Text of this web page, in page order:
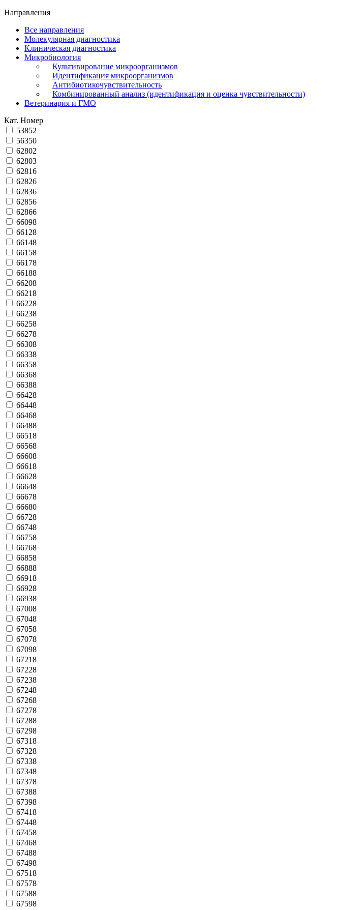
Направления
Все направления
Молекулярная диагностика
Клиническая диагностика
Микробиология
Культивирование микроорганизмов
Идентификация микроорганизмов
Антибиотикочувствительность
Комбинированный анализ (идентификация и оценка чувствительности)
Ветеринария и ГМО
Кат. Номер
53852
56350
62802
62803
62816
62826
62836
62856
62866
66098
66128
66148
66158
66178
66188
66208
66218
66228
66238
66258
66278
66308
66338
66358
66368
66388
66428
66448
66468
66488
66518
66568
66608
66618
66628
66648
66678
66680
66728
66748
66758
66768
66858
66888
66918
66928
66938
67008
67048
67058
67078
67098
67218
67228
67238
67248
67268
67278
67288
67298
67318
67328
67338
67348
67378
67388
67398
67418
67448
67458
67468
67488
67498
67518
67578
67588
67598